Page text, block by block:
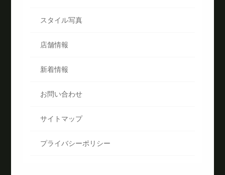
スタイル写真
店舗情報
新着情報
お問い合わせ
サイトマップ
プライバシーポリシー